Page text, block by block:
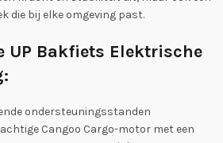
die bij elke omgeving past.
UP Bakfiets Elektrische
ondersteuningsstanden
Cangoo Cargo-motor met een